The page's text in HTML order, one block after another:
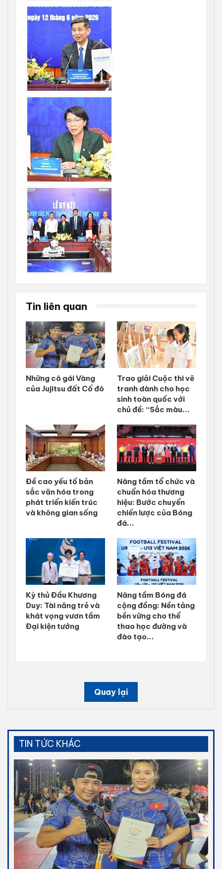
Tin liên quan
Những cô gái Vàng
của Jujitsu đất Cố đô
Trao giải Cuộc thi vẽ
tranh dành cho học
sinh toàn quốc với
chủ đề: “Sắc màu...
Đề cao yếu tố bản
sắc văn hóa trong
phát triển kiến trúc
và không gian sống
Nâng tầm tổ chức và
chuẩn hóa thương
hiệu: Bước chuyển
chiến lược của Bóng
đá...
Kỳ thủ Đầu Khương
Duy: Tài năng trẻ và
khát vọng vươn tầm
Đại kiện tướng
Nâng tầm Bóng đá
cộng đồng: Nền tảng
bền vững cho thể
thao học đường và
đào tạo...
Quay lại
TIN TỨC KHÁC